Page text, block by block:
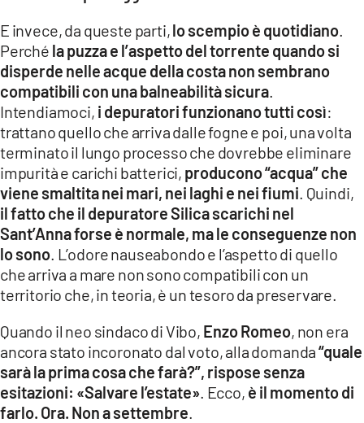
E invece, da queste parti,lo scempio è quotidiano
Perché la puzza e l’aspetto del torrente quando si
disperde nelle acque della costa non sembrano
compatibili con una balneabilità sicura
Intendiamoci, i depuratori funzionano tutti così:
trattano quello che arriva dalle fogne e poi, una volta
terminato il lungo processo che dovrebbe eliminare
impurità e carichi batterici, producono “acqua” che
viene smaltita nei mari, nei laghi e nei fiumi . Quindi,
il fatto che il depuratore Silica scarichi nel
Sant’Anna forse è normale, ma le conseguenze non
lo sono . L’odore nauseabondo e l’aspetto di quello
che arriva a mare non sono compatibili con un
territorio che, in teoria, è un tesoro da preservare.
Quando il neo sindaco di Vibo, Enzo Romeo, non era
ancora stato incoronato dal voto, alla domanda“quale
sarà la prima cosa che farà?”, rispose senza
esitazioni: «Salvare l’estate» . Ecco, è il momento di
farlo. Ora. Non a settembre